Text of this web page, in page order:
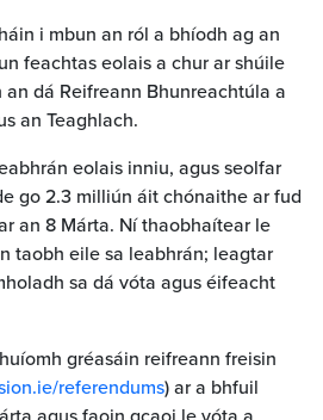
i mbun an ról a bhíodh ag an
feachtas eolais a chur ar shúile
dá Reifreann Bhunreachtúla a
an Teaghlach.
eolais inniu, agus seolfar
go 2.3 milliún áit chónaithe ar fud
an 8 Márta. Ní thaobhaítear le
taobh eile sa leabhrán; leagtar
sa dá vóta agus éifeacht
gréasáin reifreann freisin
referendums) ar a bhfuil
agus faoin gcaoi le vóta a